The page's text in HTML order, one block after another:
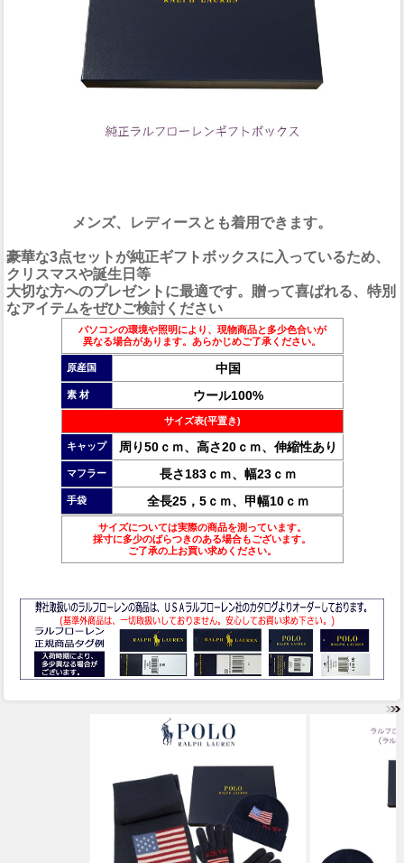
メンズ、レディースとも着用できます。
豪華な3点セットが純正ギフトボックスに入っているため、
クリスマスや誕生日等
大切な方へのプレゼントに最適です。贈って喜ばれる、特別
なアイテムをぜひご検討ください
パソコンの環境や照明により、現物商品と多少色合いが
異なる場合があります。あらかじめご了承ください。
原産国 中国
素 材 ウール100%
サイズ表(平置き)
キャップ 周り50ｃｍ、高さ20ｃｍ、伸縮性あり
マフラー 長さ183ｃｍ、幅23ｃｍ
手袋 全長25，5ｃｍ、甲幅10ｃｍ
サイズについては実際の商品を測っています。
採寸に多少のばらつきのある場合もございます。
ご了承の上お買い求めください。